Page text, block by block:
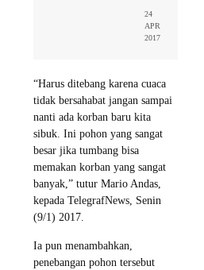
24
APR
2017
“Harus ditebang karena cuaca
tidak bersahabat jangan sampai
nanti ada korban baru kita
sibuk. Ini pohon yang sangat
besar jika tumbang bisa
memakan korban yang sangat
banyak,” tutur Mario Andas,
kepada TelegrafNews, Senin
(9/1) 2017.
Ia pun menambahkan,
penebangan pohon tersebut